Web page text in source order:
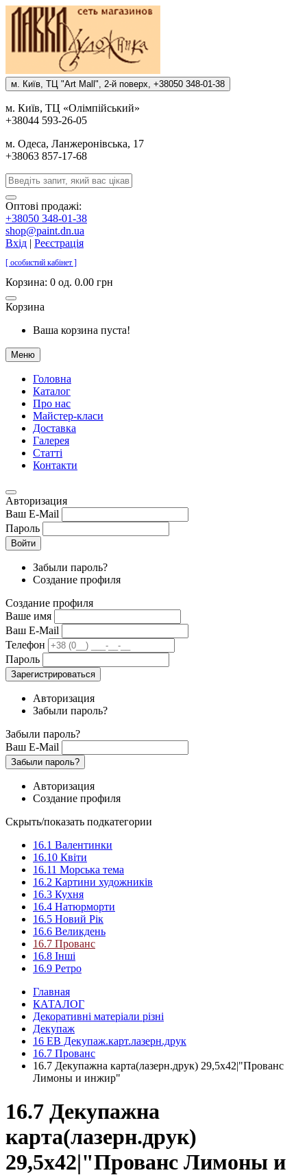
м. Киïв, ТЦ "Art Mall", 2-й поверх, +38050 348-01-38
м. Киïв, ТЦ «Олiмпiйський»
+38044 593-26-05
м. Одеса, Ланжеронiвська, 17
+38063 857-17-68
Оптові продажі:
+38050 348-01-38
shop@paint.dn.ua
Вхід | Реєстрація
[ особистий кабінет ]
Корзина: 0 од. 0.00 грн
Корзина
Ваша корзина пуста!
Меню
Головна
Каталог
Про нас
Майстер-класи
Доставка
Галерея
Статтi
Контакти
Авторизация
Ваш E-Mail
Пароль
Войти
Забыли пароль?
Создание профиля
Создание профиля
Ваше имя
Ваш E-Mail
Телефон
Пароль
Зарегистрироваться
Авторизация
Забыли пароль?
Забыли пароль?
Ваш E-Mail
Забыли пароль?
Авторизация
Создание профиля
Скрыть/показать подкатегории
16.1 Валентинки
16.10 Квіти
16.11 Морська тема
16.2 Картини художників
16.3 Кухня
16.4 Натюрморти
16.5 Новий Рік
16.6 Великдень
16.7 Прованс
16.8 Інші
16.9 Ретро
Главная
КАТАЛОГ
Декоративні матеріали різні
Декупаж
16 ЕВ Декупаж.карт.лазерн.друк
16.7 Прованс
16.7 Декупажна карта(лазерн.друк) 29,5х42|"Прованс
Лимоны и инжир"
16.7 Декупажна
карта(лазерн.друк)
29,5х42|"Прованс Лимоны и